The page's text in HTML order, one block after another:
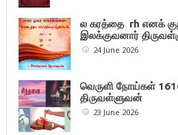
ல கரத்தை rh எனக்
இலக்குவனார்
24 June 2026
வெருளி நோய்கள்
திருவள்ளுவன்
23 June 2026